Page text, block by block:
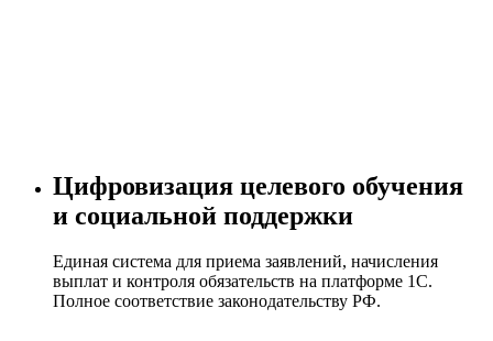
Цифровизация целевого обучения
и социальной поддержки
Единая система для приема заявлений, начисления
выплат и контроля обязательств на платформе 1С.
Полное соответствие законодательству РФ.